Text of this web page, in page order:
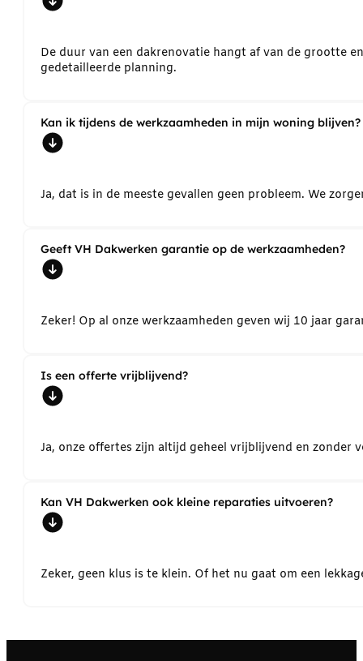
De duur van een dakrenovatie hangt af van de grootte
gedetailleerde planning.
Kan ik tijdens de werkzaamheden in mijn woning blijven?
Ja, dat is in de meeste gevallen geen probleem. We
Geeft VH Dakwerken garantie op de werkzaamheden?
Zeker! Op al onze werkzaamheden geven wij 10 jaar
Is een offerte vrijblijvend?
Ja, onze offertes zijn altijd geheel vrijblijvend en
Kan VH Dakwerken ook kleine reparaties uitvoeren?
Zeker, geen klus is te klein. Of het nu gaat om een